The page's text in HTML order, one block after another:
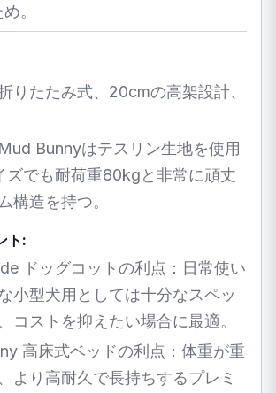
。
りたたみ式、20cmの高架設計、
Bunnyはテスリン生地を使用
ズでも耐荷重80kgと非常に頑丈
構造を持つ。
ト:
ドッグコットの利点：日常使い
小型犬用としては十分なスペッ
コストを抑えたい場合に最適。
高床式ベッドの利点：体重が重
より高耐久で長持ちするプレミ